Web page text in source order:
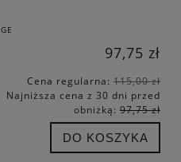
97,75 zł
Cena regularna: 115,00 zł
Najniższa cena z 30 dni przed
obniżką: 97,75 zł
DO KOSZYKA